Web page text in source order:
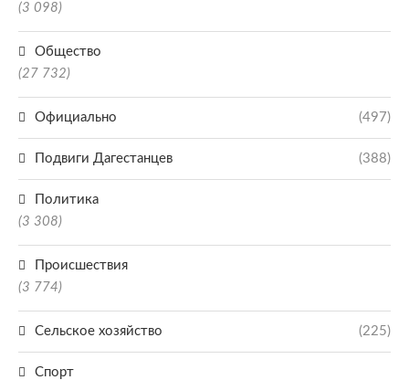
(3 098)
Общество
(27 732)
Официально (497)
Подвиги Дагестанцев (388)
Политика
(3 308)
Происшествия
(3 774)
Сельское хозяйство (225)
Спорт